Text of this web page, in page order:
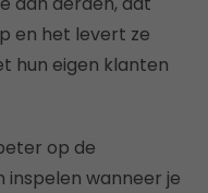
en het levert ze
hun eigen klanten
op de
inspelen wanneer je